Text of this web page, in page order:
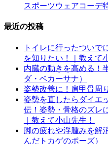
スポーツウェアコーデ
最近の投稿
トイレに行ったついで
を知りたい！｜教えて
内臓の動きを高める！
ダ・ベカーサナ）
姿勢改善に！肩甲骨周
姿勢を直したらダイエ
伝！姿勢・骨格のズレ
｜教えて小山先生！
脚の疲れや浮腫みを解
んだトカゲのポーズ）